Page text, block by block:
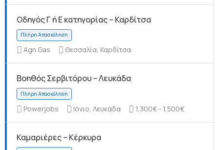
Πλήρη Απασχόληση
Πλήρη Απασχόληση
Οδηγός Γ ή Ε κατηγορίας – Καρδίτσα
Agn Gas Θεσσαλία, Καρδίτσα
Βοηθός Σερβιτόρου – Λευκάδα
Powerjobs Ιόνιο, Λευκάδα 1,300€ - 1,500€
Καμαριέρες – Κέρκυρα